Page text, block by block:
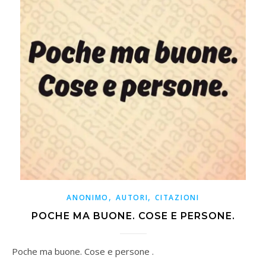
ANONIMO ,AUTORI,CITAZIONI
POCHE MA BUONE. COSE E PERSONE.
Poche ma buone. Cose e persone .